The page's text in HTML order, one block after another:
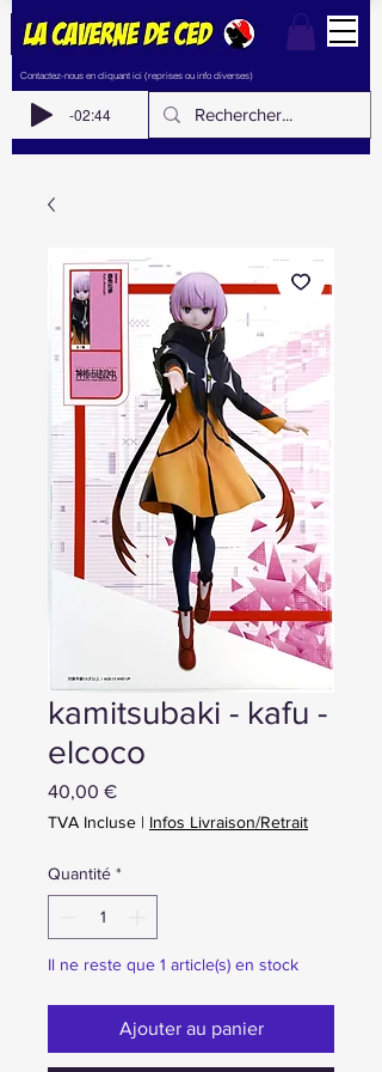
Contactez-nous en cliquant ici (reprises ou info diverses)
-02:44
kamitsubaki - kafu -
elcoco
40,00 €Prix
TVA Incluse | Infos Livraison/Retrait
Quantité *
Il ne reste que 1 article(s) en stock
Ajouter au panier